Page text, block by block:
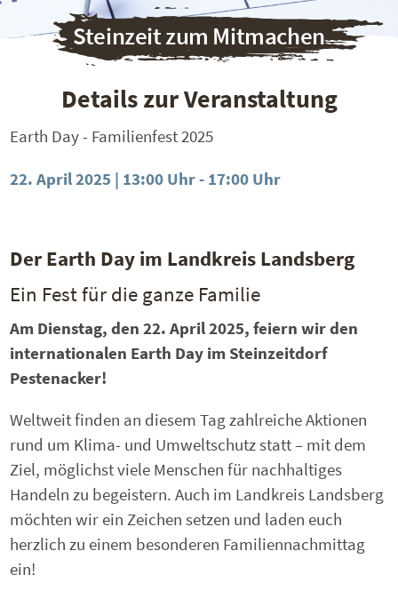
Steinzeit zum Mitmachen
Details zur Veranstaltung
Earth Day - Familienfest 2025
22. April 2025 | 13:00 Uhr- 17:00 Uhr
Der Earth Day im Landkreis Landsberg
Ein Fest für die ganze Familie
Am Dienstag, den 22. April 2025, feiern wir den
internationalen Earth Day im Steinzeitdorf
Pestenacker!
Weltweit finden an diesem Tag zahlreiche Aktionen
rund um Klima- und Umweltschutz statt – mit dem
Ziel, möglichst viele Menschen für nachhaltiges
Handeln zu begeistern. Auch im Landkreis Landsberg
möchten wir ein Zeichen setzen und laden euch
herzlich zu einem besonderen Familiennachmittag
ein!